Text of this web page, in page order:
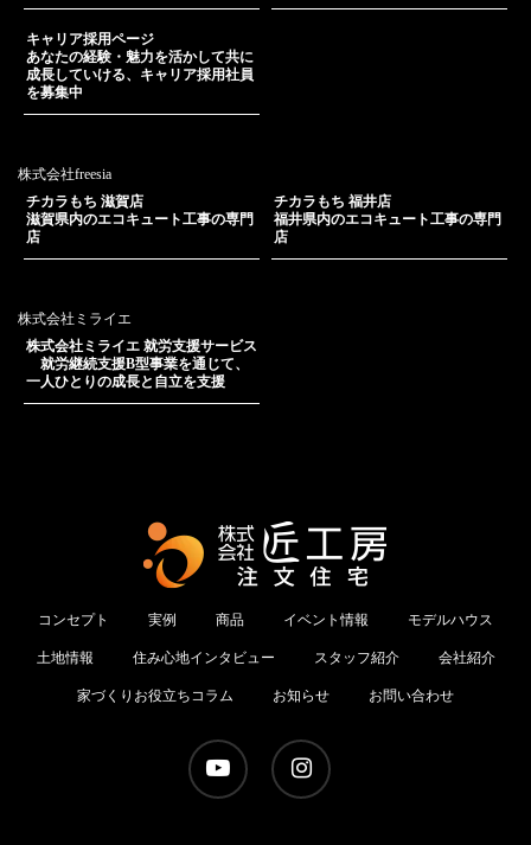
キャリア採用ページ
あなたの経験・魅力を活かして共に
成長していける、キャリア採用社員
を募集中
株式会社freesia
チカラもち 滋賀店
滋賀県内のエコキュート工事の専門
店
チカラもち 福井店
福井県内のエコキュート工事の専門
店
株式会社ミライエ
株式会社ミライエ 就労支援サービス
就労継続支援B型事業を通じて、
一人ひとりの成長と自立を支援
コンセプト 実例 商品 イベント情報 モデルハウス
土地情報 住み心地インタビュー スタッフ紹介 会社紹介
家づくりお役立ちコラム お知らせ お問い合わせ
youtube instagram